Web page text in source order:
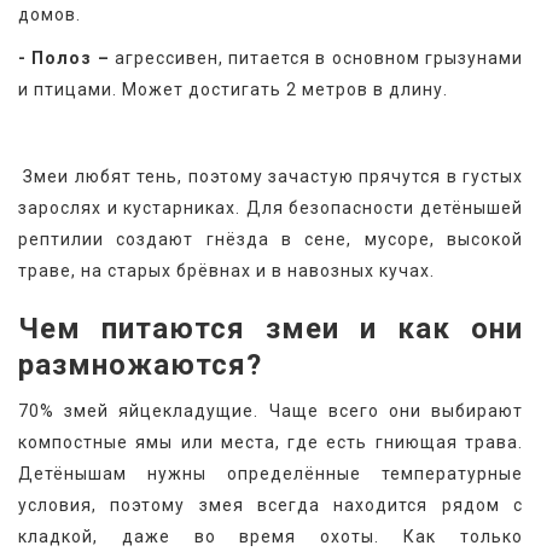
домов.
- Полоз – агрессивен, питается в основном грызунами
и птицами. Может достигать 2 метров в длину.
Змеи любят тень, поэтому зачастую прячутся в густых
зарослях и кустарниках. Для безопасности детёнышей
рептилии создают гнёзда в сене, мусоре, высокой
траве, на старых брёвнах и в навозных кучах.
Чем питаются змеи и как они
размножаются?
70% змей яйцекладущие. Чаще всего они выбирают
компостные ямы или места, где есть гниющая трава.
Детёнышам нужны определённые температурные
условия, поэтому змея всегда находится рядом с
кладкой, даже во время охоты. Как только